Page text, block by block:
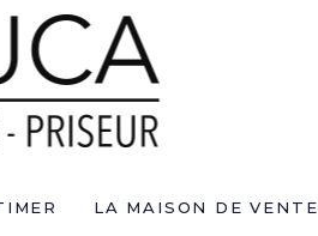
LA MAISON DE VENTE